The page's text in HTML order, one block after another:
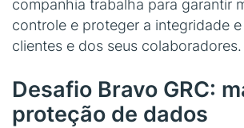
companhia trabalha para garantir
controle e proteger a integridade
clientes e dos seus colaboradores.
Desafio Bravo GRC:
proteção de dados